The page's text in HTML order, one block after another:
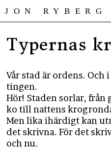
JON RYBERG
Typernas
Vår stad är ordens. Och
tingen.
Hör! Staden sorlar,
ko till nattens
Men lika ihärdigt kan
det skrivna. För det
och nu.